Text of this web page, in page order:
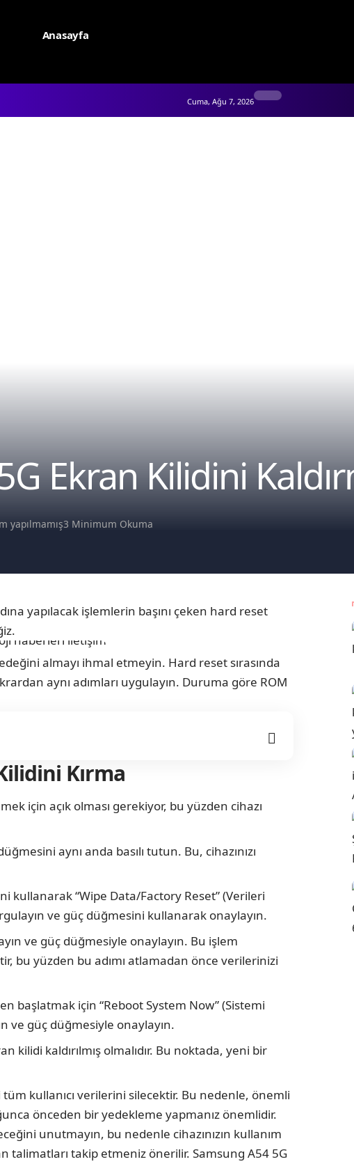
Anasayfa
Cuma, Ağu 7, 2026
Ekran Kilidini
yapılmamış3 Minimum Okuma
yapılacak işlemlerin başını çeken hard reset
almayı ihmal etmeyin. Hard reset sırasında
aynı adımları uygulayın. Duruma göre ROM
Kırma
için açık olması gerekiyor, bu yüzden cihazı
aynı anda basılı tutun. Bu, cihazınızı
kullanarak “Wipe Data/Factory Reset” (Verileri
ve güç düğmesini kullanarak onaylayın.
ve güç düğmesiyle onaylayın. Bu işlem
bu yüzden bu adımı atlamadan önce verilerinizi
başlatmak için “Reboot System Now” (Sistemi
ve güç düğmesiyle onaylayın.
kilidi kaldırılmış olmalıdır. Bu noktada, yeni bir
kullanıcı verilerini silecektir. Bu nedenle, önemli
önceden bir yedekleme yapmanız önemlidir.
unutmayın, bu nedenle cihazınızın kullanım
talimatları takip etmeniz önerilir. Samsung A54 5G